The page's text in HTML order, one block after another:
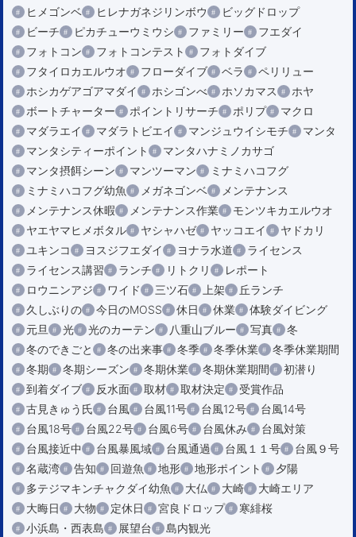
ヒメゴンベ
ヒレナガネジリンボウ
ビッグドロップ
ビーチ
ピカチューウミウシ ファミリー
フエダイ
フォトコン
フォトコンテスト
フォトダイブ
フタイロカエルウオ
フローダイブ ベラ
ペリリュー
ホシカゲアゴアマダイ
ホシゴンべ ホソカマス
ホヤ
ボートチャーター
ポイントリサーチ ポリプ
マクロ
マダラエイ
マダラトビエイ マンジュウイシモチ
マンタ
マンタシティーポイント
マンタハナミノカサゴ
マンタ摂餌シーン
マンツーマン
ミナミハコフグ
ミナミハコフグ幼魚
メガネゴンベ
メンテナンス
メンテナンス休暇
メンテナンス作業
モンツキカエルウオ
ヤエヤマヒメボタル
ヤシャハゼ ヤッコエイ
ヤドカリ
ユキンコ
ヨスジフエダイ ヨナラ水道
ライセンス
ライセンス講習
ランチ リトクリ
レポート
ロウニンアジ
ワイド 三ツ石 上架
丘ランチ
久しぶりの
今日のMOSS 休日 休業
体験ダイビング
元旦
光 光のカーテン 八重山ブルー 写真
冬
冬のできごと
冬の出来事 冬季 冬季休業
冬季休業期間
冬期
冬期シーズン 冬期休業 冬期休業期間
初潜り
到着ダイブ
反水面 取材 取材決定
受賞作品
古見きゅう氏
台風 台風11号 台風12号
台風14号
台風18号
台風22号 台風6号 台風休み
台風対策
台風接近中
台風暴風域 台風通過 台風１１号
台風９号
名蔵湾
告知 回遊魚 地形 地形ポイント
夕陽
多テジマキンチャクダイ幼魚
大仏 大崎
大崎エリア
大晦日
大物 定休日 宮良ドロップ
寒緋桜
小浜島・西表島
展望台
島内観光